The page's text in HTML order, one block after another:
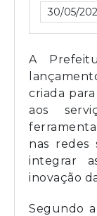
30/05/
A
criada
aos
nas redes
integrar
inovação
Segundo